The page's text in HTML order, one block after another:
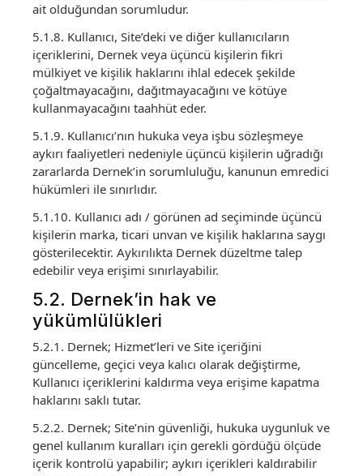
ait olduğundan sorumludur.
5.1.8. Kullanıcı, Site’deki ve diğer kullanıcıların
içeriklerini, Dernek veya üçüncü kişilerin fikri
mülkiyet ve kişilik haklarını ihlal edecek şekilde
çoğaltmayacağını, dağıtmayacağını ve kötüye
kullanmayacağını taahhüt eder.
5.1.9. Kullanıcı’nın hukuka veya işbu sözleşmeye
aykırı faaliyetleri nedeniyle üçüncü kişilerin uğradığı
zararlarda Dernek’in sorumluluğu, kanunun emredici
hükümleri ile sınırlıdır.
5.1.10. Kullanıcı adı / görünen ad seçiminde üçüncü
kişilerin marka, ticari unvan ve kişilik haklarına saygı
gösterilecektir. Aykırılıkta Dernek düzeltme talep
edebilir veya erişimi sınırlayabilir.
5.2. Dernek’in hak ve
yükümlülükleri
5.2.1. Dernek; Hizmet’leri ve Site içeriğini
güncelleme, geçici veya kalıcı olarak değiştirme,
Kullanıcı içeriklerini kaldırma veya erişime kapatma
haklarını saklı tutar.
5.2.2. Dernek; Site’nin güvenliği, hukuka uygunluk ve
genel kullanım kuralları için gerekli gördüğü ölçüde
içerik kontrolü yapabilir; aykırı içerikleri kaldırabilir